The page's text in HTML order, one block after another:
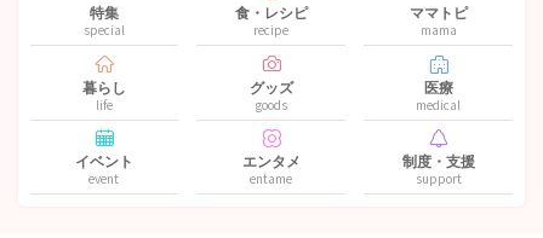
特集
special
食・レシピ
recipe
ママトピ
mama
暮らし
life
グッズ
goods
医療
medical
イベント
event
エンタメ
entame
制度・支援
support